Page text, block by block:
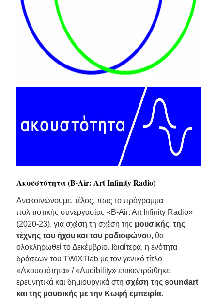
Ακουστότητα (B-Air: Art Infinity Radio)
Ανακοινώνουμε, τέλος, πως το πρόγραμμα
πολιτιστικής συνεργασίας «B-Air: Art Infinity Radio»
(2020-23), για σχέση τη σχέση της μουσικής, της
τέχνης του ήχου και του ραδιοφώνου, θα
ολοκληρωθεί το Δεκέμβριο. Ιδιαίτερα, η ενότητα
δράσεων του TWIXTlab με τον γενικό τίτλο
«Ακουστότητα» / «Audibility» επικεντρώθηκε
ερευνητικά και δημιουργικά στησχέση της soundart
και της μουσικής με την Κωφή εμπειρία.